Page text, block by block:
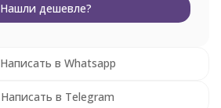
Нашли дешевле?
Написать в Whatsapp
Написать в Telegram